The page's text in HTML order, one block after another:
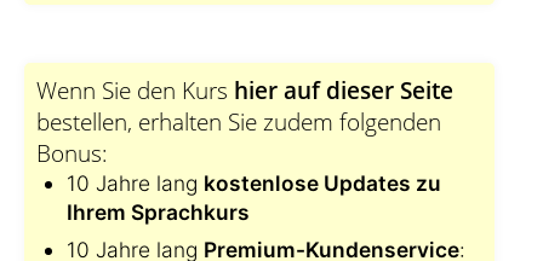
Wenn Sie den Kurs hier auf dieser Seite
bestellen, erhalten Sie zudem folgenden
Bonus:
10 Jahre lang kostenlose Updates zu
Ihrem Sprachkurs
10 Jahre lang Premium-Kundenservice: